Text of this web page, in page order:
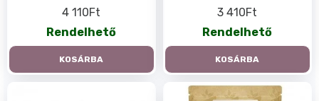
4 110Ft
Rendelhető
KOSÁRBA
3 410Ft
Rendelhető
KOSÁRBA